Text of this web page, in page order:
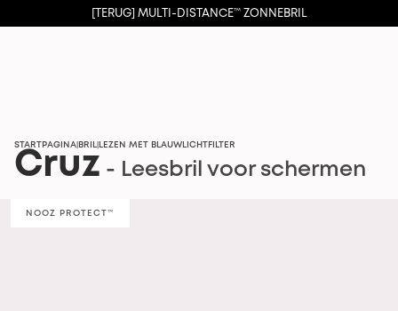
GRATIS BEZORGING VANAF 64.00 €
STARTPAGINA BRIL LEZEN MET BLAUWLICHTFILTER
Cruz - Leesbril voor schermen
NOOZ PROTECT™